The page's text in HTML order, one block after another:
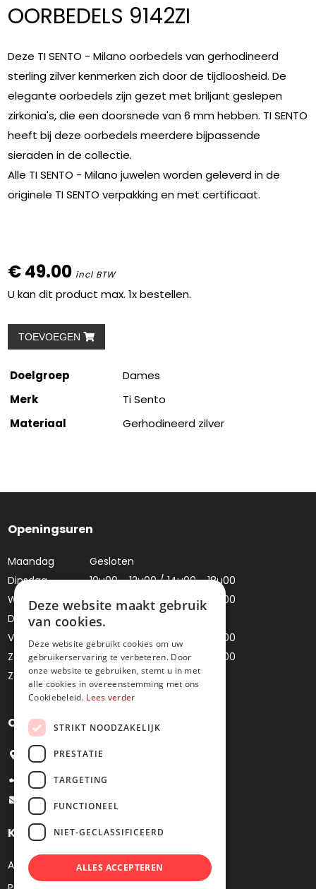
OORBEDELS 9142ZI
Deze TI SENTO - Milano oorbedels van gerhodineerd
sterling zilver kenmerken zich door de tijdloosheid. De
elegante oorbedels zijn gezet met briljant geslepen
zirkonia's, die een doorsnede van 6 mm hebben. TI SENTO
heeft bij deze oorbedels meerdere bijpassende
sieraden in de collectie.
Alle TI SENTO - Milano juwelen worden geleverd in de
originele TI SENTO verpakking en met certificaat.
€ 49.00 incl BTW
U kan dit product max. 1x bestellen.
TOEVOEGEN
Doelgroep
Dames
Merk
Ti Sento
Materiaal
Gerhodineerd zilver
Openingsuren
Maandag
Gesloten
Dinsdag
10u00 - 12u00 / 14u00 - 18u00
Woensdag
10u00 - 12u00 / 14u00 - 18u00
Donderdag
Gesloten
Vrijdag
10u00 - 12u00 / 14u00 - 18u00
Zaterdag
10u00 - 12u00 / 14u00 - 18u00
Zondag
Gesloten
Contacteer ons
Bredestraat 4, 9041 Oostakker
+32 9 251 09 27
info@juweliermoens.be
Klantenservice
Algemene voorwaarden
Deze website maakt gebruik
van cookies.
Deze website gebruikt cookies om uw
gebruikerservaring te verbeteren. Door
onze website te gebruiken, stemt u in met
alle cookies in overeenstemming met ons
Cookiebeleid. Lees verder
STRIKT NOODZAKELIJK
PRESTATIE
TARGETING
FUNCTIONEEL
NIET-GECLASSIFICEERD
ALLES ACCEPTEREN